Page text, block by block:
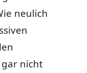
neulich
gar nicht